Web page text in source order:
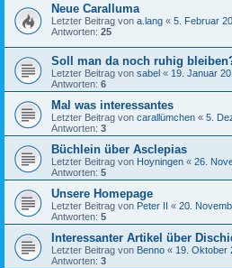
Neue Caralluma
Letzter Beitrag von a.lang « 5. Februar
Antworten: 25
Soll man da noch ruhig
Letzter Beitrag von sabel « 19. Januar
Antworten: 6
Mal was interessantes
Letzter Beitrag von carallümchen « 5.
Antworten: 3
Büchlein über Asclepias
Letzter Beitrag von Hoyningen « 26.
Antworten: 5
Unsere Homepage
Letzter Beitrag von Peter II « 20.
Antworten: 5
Interessanter Artikel über
Letzter Beitrag von Benno « 19. Oktober
Antworten: 3